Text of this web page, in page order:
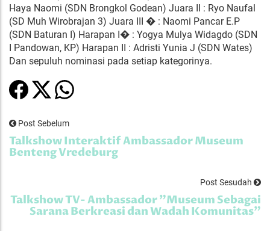
Haya Naomi (SDN Brongkol Godean) Juara II : Ryo Naufal
(SD Muh Wirobrajan 3) Juara III � : Naomi Pancar E.P
(SDN Baturan I) Harapan I� : Yogya Mulya Widagdo (SDN
I Pandowan, KP) Harapan II : Adristi Yunia J (SDN Wates)
Dan sepuluh nominasi pada setiap kategorinya.
Post Sebelum
Talkshow Interaktif Ambassador Museum
Benteng Vredeburg
Post Sesudah
Talkshow TV- Ambassador "Museum Sebagai
Sarana Berkreasi dan Wadah Komunitas"